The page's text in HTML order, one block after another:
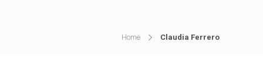
Home Claudia Ferrero